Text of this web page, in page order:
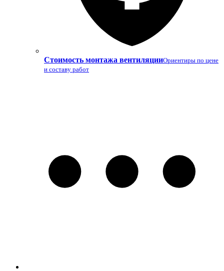
Стоимость монтажа вентиляцииОриентиры по цене
и составу работ